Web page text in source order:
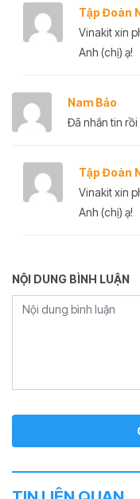
Tập Đoàn
Vinakit xin
Anh (chị) ạ!
Nam Bảo
Đã nhắn tin rồi
Tập Đoàn
Vinakit xin
Anh (chị) ạ!
NỘI DUNG BÌNH LUẬN